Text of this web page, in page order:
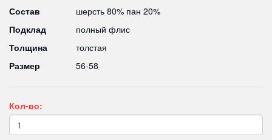
Состав
шерсть 80% пан 20%
Подклад
полный флис
Толщина
толстая
Размер
56-58
Кол-во: